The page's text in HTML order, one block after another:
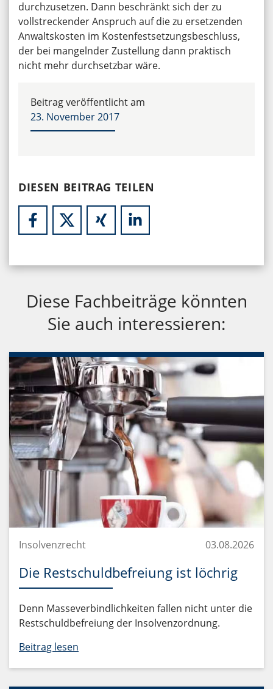
durchzusetzen. Dann beschränkt sich der zu
vollstreckender Anspruch auf die zu ersetzenden
Anwaltskosten im Kostenfestsetzungsbeschluss,
der bei mangelnder Zustellung dann praktisch
nicht mehr durchsetzbar wäre.
Beitrag veröffentlicht am
23. November 2017
DIESEN BEITRAG TEILEN
Diese Fachbeiträge könnten
Sie auch interessieren:
Insolvenzrecht 03.08.2026
Die Restschuldbefreiung ist löchrig
Denn Masseverbindlichkeiten fallen nicht unter die
Restschuldbefreiung der Insolvenzordnung.
Beitrag lesen